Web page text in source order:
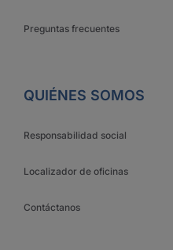
Preguntas frecuentes
QUIÉNES SOMOS
Responsabilidad social
Localizador de oficinas
Contáctanos